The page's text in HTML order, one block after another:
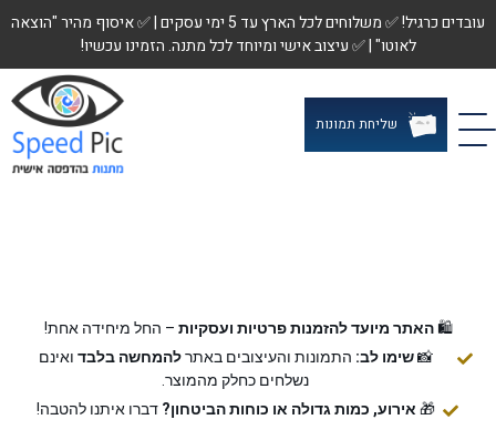
עובדים כרגיל! ✅ משלוחים לכל הארץ עד 5 ימי עסקים | ✅ איסוף מהיר "הוצאה
לאוטו" | ✅ עיצוב אישי ומיוחד לכל מתנה. הזמינו עכשיו!
שליחת תמונות
🛍️האתר מיועד להזמנות פרטיות ועסקיות – החל מיחידה אחת!
📸שימו לב: התמונות והעיצובים באתרלהמחשה בלבד ואינם
נשלחים כחלק מהמוצר.
🎁 אירוע, כמות גדולה או כוחות הביטחון? דברו איתנו להטבה!